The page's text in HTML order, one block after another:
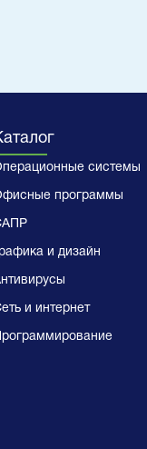
системы
программы
и дизайн
и интернет